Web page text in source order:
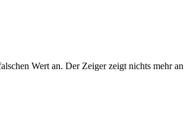
Wert an. Der Zeiger zeigt nichts mehr